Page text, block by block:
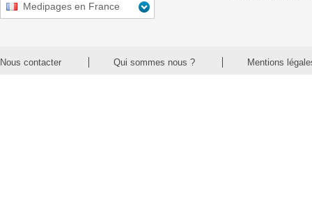
Medipages en France
Nous contacter Qui sommes nous ? Mentions